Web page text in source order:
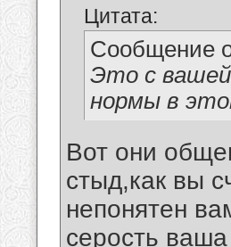
Цитата:
Сообщение
Это с
нормы в
Вот они
стыд,как вы
непонятен
серость